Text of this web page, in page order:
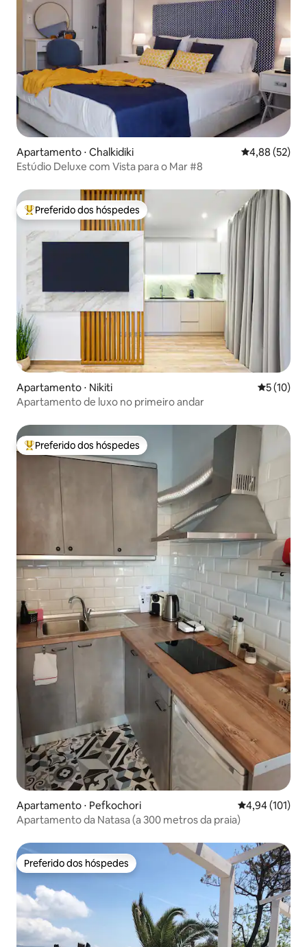
Apartamento ⋅ Chalkidiki 4,88 de uma
4,88 (52)
Estúdio Deluxe com Vista para o Mar #8
Entre os melhores preferidos dos hóspedes
Preferido dos hóspedes
Apartamento ⋅ Nikiti 5 de uma
5 (10)
Apartamento de luxo no primeiro andar
Entre os melhores preferidos dos hóspedes
Preferido dos hóspedes
Apartamento ⋅ Pefkochori 4,94 de uma
4,94 (101)
Apartamento da Natasa (a 300 metros da praia)
Preferido dos hóspedes
Preferido dos hóspedes